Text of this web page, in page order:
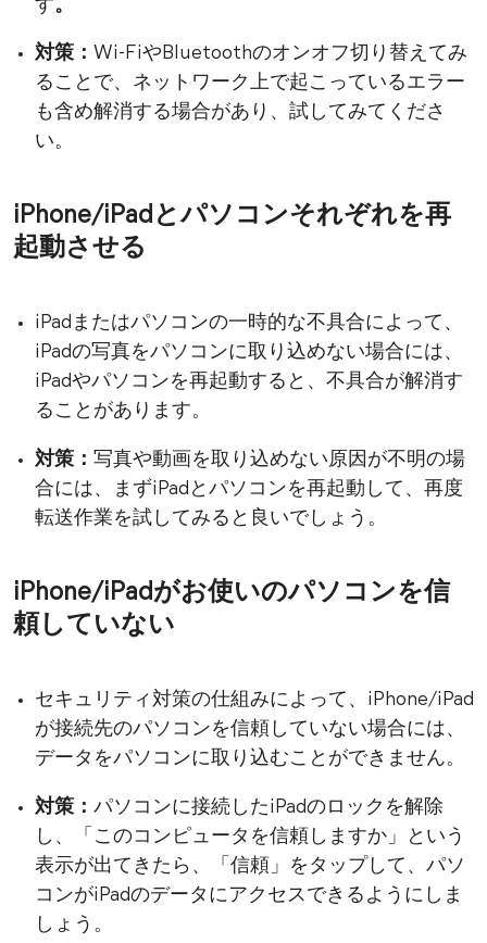
す。
対策： Wi-FiやBluetoothのオンオフ切り替えてみ
ることで、ネットワーク上で起こっているエラー
も含め解消する場合があり、試してみてくださ
い。
iPhone/iPadとパソコンそれぞれを再
起動させる
iPadまたはパソコンの一時的な不具合によって、
iPadの写真をパソコンに取り込めない場合には、
iPadやパソコンを再起動すると、不具合が解消す
ることがあります。
対策： 写真や動画を取り込めない原因が不明の場
合には、まずiPadとパソコンを再起動して、再度
転送作業を試してみると良いでしょう。
iPhone/iPadがお使いのパソコンを信
頼していない
セキュリティ対策の仕組みによって、iPhone/iPad
が接続先のパソコンを信頼していない場合には、
データをパソコンに取り込むことができません。
対策： パソコンに接続したiPadのロックを解除
し、「このコンピュータを信頼しますか」という
表示が出てきたら、「信頼」をタップして、パソ
コンがiPadのデータにアクセスできるようにしま
しょう。